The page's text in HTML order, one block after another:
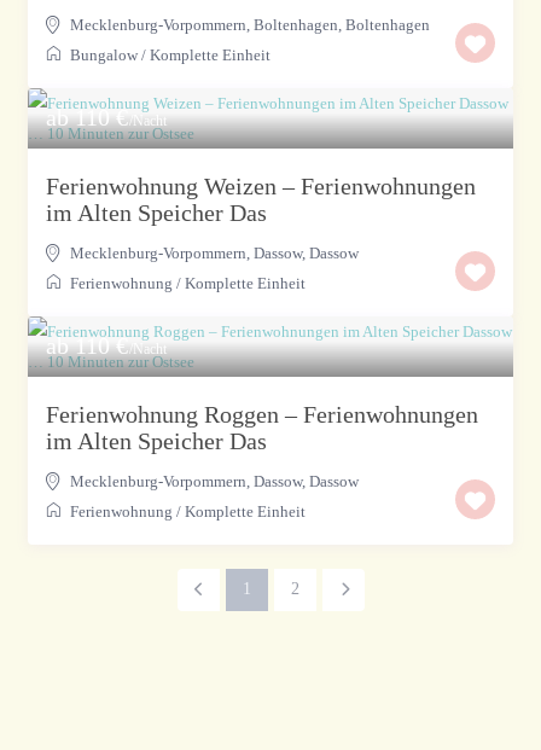
Mecklenburg-Vorpommern, Boltenhagen,Boltenhagen
Bungalow /Komplette Einheit
ab 110 €/Nacht
Ferienwohnung Weizen – Ferienwohnungen
im Alten Speicher Das
Mecklenburg-Vorpommern, Dassow,Dassow
Ferienwohnung /Komplette Einheit
ab 110 €/Nacht
Ferienwohnung Roggen – Ferienwohnungen
im Alten Speicher Das
Mecklenburg-Vorpommern, Dassow,Dassow
Ferienwohnung /Komplette Einheit
1 2